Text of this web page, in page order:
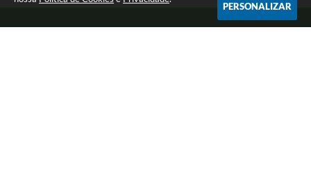
PERSONALIZAR